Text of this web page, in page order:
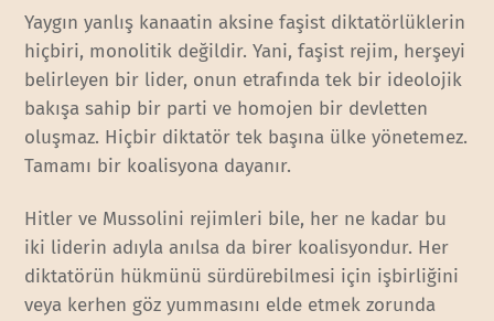
Yaygın yanlış kanaatin aksine faşist diktatörlüklerin
hiçbiri, monolitik değildir. Yani, faşist rejim, herşeyi
belirleyen bir lider, onun etrafında tek bir ideolojik
bakışa sahip bir parti ve homojen bir devletten
oluşmaz. Hiçbir diktatör tek başına ülke yönetemez.
Tamamı bir koalisyona dayanır.
Hitler ve Mussolini rejimleri bile, her ne kadar bu
iki liderin adıyla anılsa da birer koalisyondur. Her
diktatörün hükmünü sürdürebilmesi için işbirliğini
veya kerhen göz yummasını elde etmek zorunda